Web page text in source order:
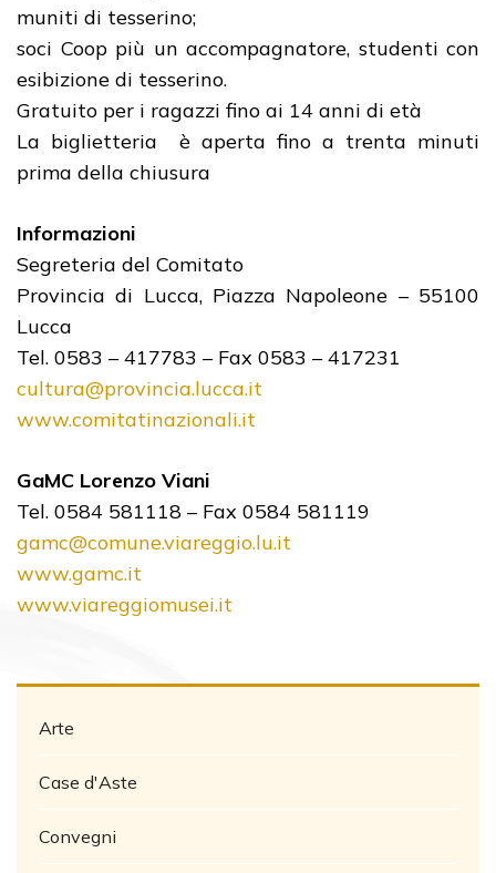
muniti di tesserino;
soci Coop più un accompagnatore, studenti con
esibizione di tesserino.
Gratuito per i ragazzi fino ai 14 anni di età
La biglietteria è aperta fino a trenta minuti
prima della chiusura
Informazioni
Segreteria del Comitato
Provincia di Lucca, Piazza Napoleone – 55100
Lucca
Tel. 0583 – 417783 – Fax 0583 – 417231
cultura@provincia.lucca.it
www.comitatinazionali.it
GaMC Lorenzo Viani
Tel. 0584 581118 – Fax 0584 581119
gamc@comune.viareggio.lu.it
www.gamc.it
www.viareggiomusei.it
Arte
Case d'Aste
Convegni